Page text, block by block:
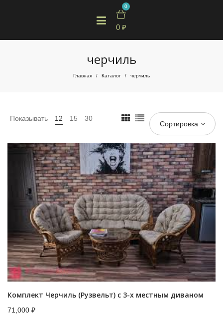
0
0 ₽
черчиль
Главная / Каталог / черчиль
Показывать 12 15 30
Сортировка
Комплект Черчиль (Рузвельт) с 3-х местным диваном
71,000 ₽